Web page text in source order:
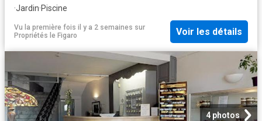
·Jardin·Piscine
Vu la première fois il y a 2 semaines sur
Propriétés le Figaro
Voir les détails
4 photos